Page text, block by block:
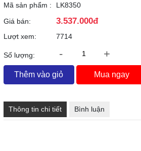
Mã sản phẩm :
LK8350
Giá bán:
3.537.000đ
Lượt xem: 7714
Số lượng: - +
Thêm vào giỏ Mua ngay
Thông tin chi tiết Bình luận